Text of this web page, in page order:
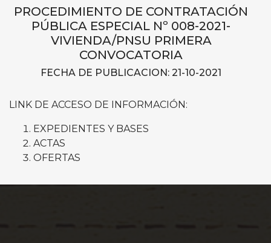
PROCEDIMIENTO DE CONTRATACIÓN
PÚBLICA ESPECIAL Nº 008-2021-
VIVIENDA/PNSU PRIMERA
CONVOCATORIA
FECHA DE PUBLICACION: 21-10-2021
LINK DE ACCESO DE INFORMACIÓN:
EXPEDIENTES Y BASES
ACTAS
OFERTAS